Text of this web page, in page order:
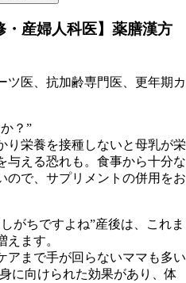
・産婦人科医】薬膳漢方
ツ医、抗加齢専門医、更年期カ
？”
り栄養を接種しないと母乳が栄
与える恐れも。食事から十分な
ので、サプリメントの併用をお
がちですよね”産後は、これま
ます。
アまで手が回らないママも多い
に向けられた効果があり、体